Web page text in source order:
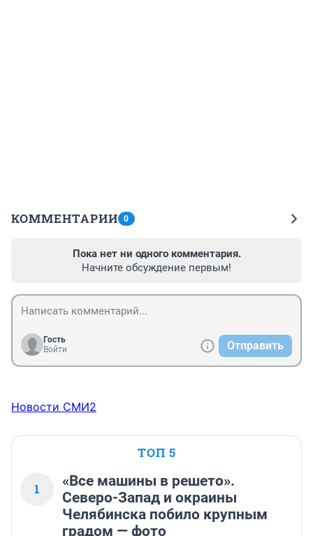
КОММЕНТАРИИ 0
Пока нет ни одного комментария.
Начните обсуждение первым!
Гость
Войти
Отправить
Новости СМИ2
ТОП 5
1
«Все машины в решето».
Северо-Запад и окраины
Челябинска побило крупным
градом — фото